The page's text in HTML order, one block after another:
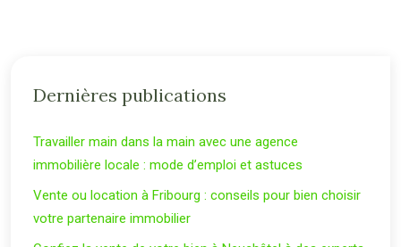
Dernières publications
Travailler main dans la main avec une agence
immobilière locale : mode d’emploi et astuces
Vente ou location à Fribourg : conseils pour bien choisir
votre partenaire immobilier